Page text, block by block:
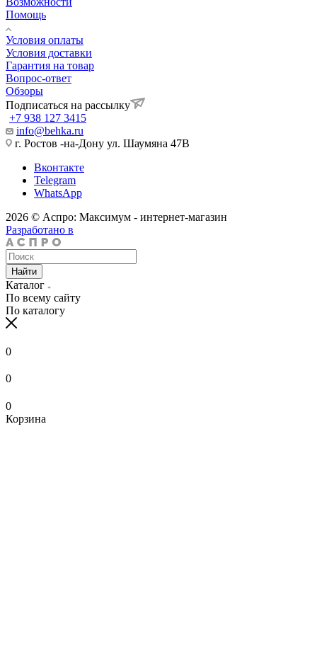
Помощь
Условия оплаты
Условия доставки
Гарантия на товар
Вопрос-ответ
Обзоры
Подписаться на рассылку
+7 938 127 3415
info@behka.ru
г. Ростов -на-Дону ул. Шаумяна 47В
Вконтакте
Telegram
WhatsApp
2026 © Аспро: Максимум - интернет-магазин
Разработано в
Найти
Каталог
По всему сайту
По каталогу
0
0
0
Корзина